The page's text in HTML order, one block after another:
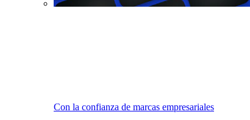
Con la confianza de marcas empresariales